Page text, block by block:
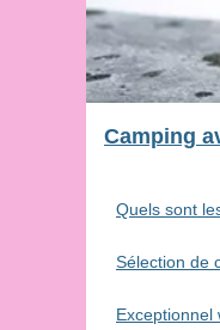
Camping
Quels sont
Sélection de
Exceptionnel